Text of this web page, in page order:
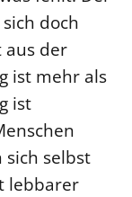
doch
aus der
ist mehr als
ist
sich selbst
lebbarer